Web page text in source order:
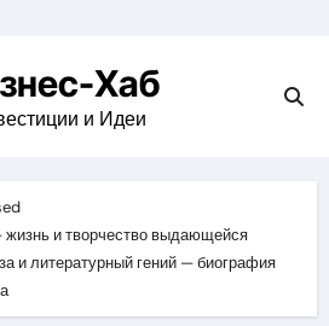
Хаб
и Идеи
и творчество выдающейся
и литературный гений — биография